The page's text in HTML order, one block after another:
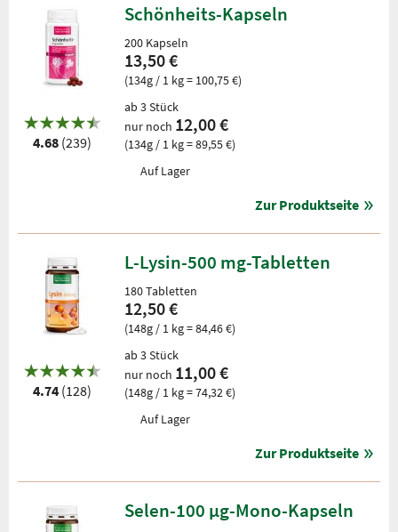
4.68 (239)
Schönheits-Kapseln
200 Kapseln
13,50 €
(134g / 1 kg = 100,75 €)
ab 3 Stück
nur noch 12,00 €
(134g / 1 kg = 89,55 €)
Auf Lager
Zur Produktseite
4.74 (128)
L-Lysin-500 mg-Tabletten
180 Tabletten
12,50 €
(148g / 1 kg = 84,46 €)
ab 3 Stück
nur noch 11,00 €
(148g / 1 kg = 74,32 €)
Auf Lager
Zur Produktseite
Selen-100 µg-Mono-Kapseln